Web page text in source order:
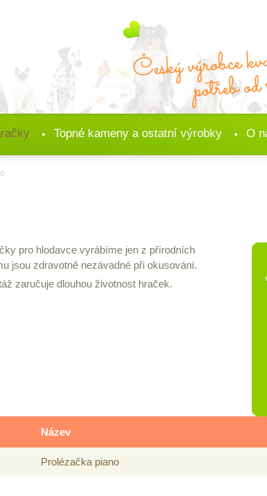
Topné kameny a ostatní výrobky O
pro hlodavce vyrábíme jen z přírodních
jsou zdravotně nezávadné při okusování.
zaručuje dlouhou životnost hraček.
Název
Prolézačka piano